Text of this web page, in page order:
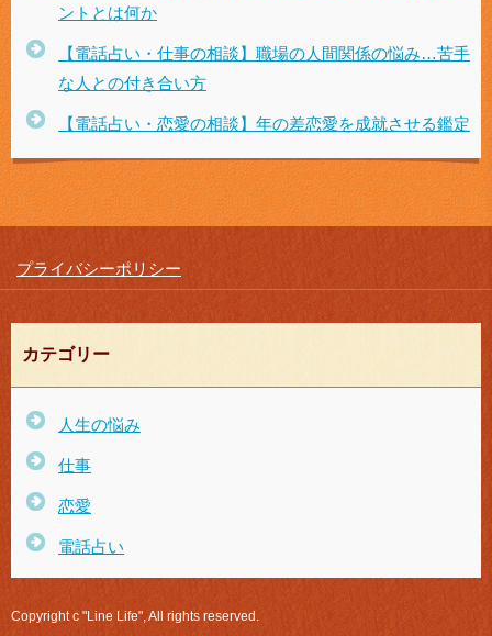
ントとは何か
【電話占い・仕事の相談】職場の人間関係の悩み…苦手
な人との付き合い方
【電話占い・恋愛の相談】年の差恋愛を成就させる鑑定
プライバシーポリシー
カテゴリー
人生の悩み
仕事
恋愛
電話占い
Copyright c "Line Life", All rights reserved.